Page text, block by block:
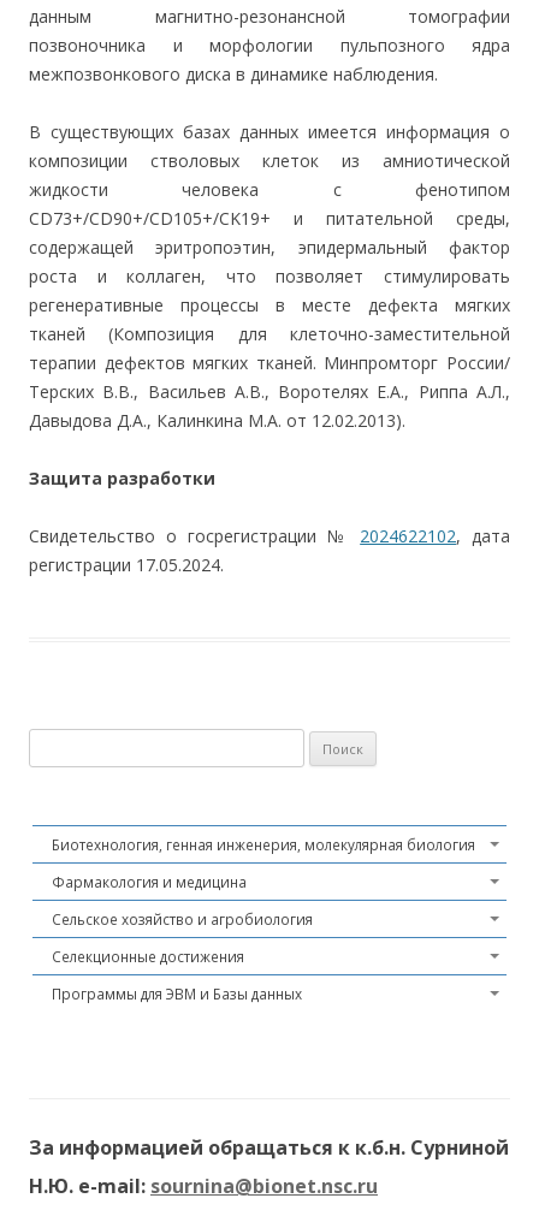
данным магнитно-резонансной томографии
позвоночника и морфологии пульпозного ядра
межпозвонкового диска в динамике наблюдения.
В существующих базах данных имеется информация о
композиции стволовых клеток из амниотической
жидкости человека с фенотипом
CD73+/CD90+/CD105+/CK19+ и питательной среды,
содержащей эритропоэтин, эпидермальный фактор
роста и коллаген, что позволяет стимулировать
регенеративные процессы в месте дефекта мягких
тканей (Композиция для клеточно-заместительной
терапии дефектов мягких тканей. Минпромторг России/
Терских В.В., Васильев А.В., Воротелях Е.А., Риппа А.Л.,
Давыдова Д.А., Калинкина М.А. от 12.02.2013).
Защита разработки
Свидетельство о госрегистрации № 2024622102, дата
регистрации 17.05.2024.
Биотехнология, генная инженерия, молекулярная биология
Фармакология и медицина
Сельское хозяйство и агробиология
Селекционные достижения
Программы для ЭВМ и Базы данных
За информацией обращаться к к.б.н. Сурниной
Н.Ю. e-mail: sournina@bionet.nsc.ru